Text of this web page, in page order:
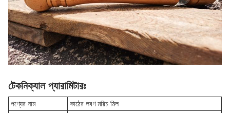
টেকনিক্যাল প্যারামিটারঃ
পণ্যের নাম
কাঠের লবণ মরিচ মিল